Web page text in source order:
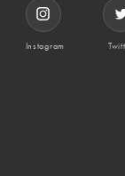
Instagram